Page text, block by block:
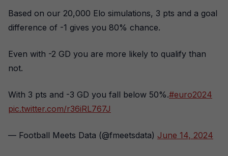
Based on our 20,000 Elo simulations, 3 pts and a goal
difference of -1 gives you 80% chance.
Even with -2 GD you are more likely to qualify than
not.
With 3 pts and -3 GD you fall below 50%.#euro2024
pic.twitter.com/r36iRL767J
— Football Meets Data (@fmeetsdata) June 14, 2024